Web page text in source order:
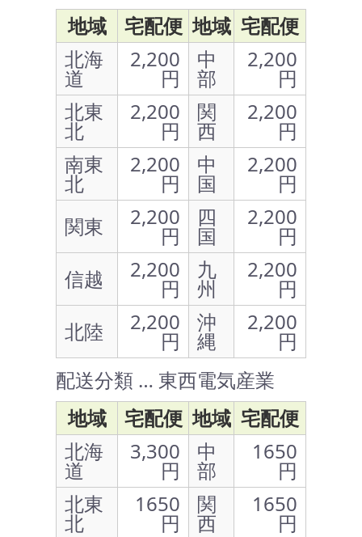
地域
宅配便 地域 宅配便
北海
道
2,200
円
中
部
2,200
円
北東
北
2,200
円
関
西
2,200
円
南東
北
2,200
円
中
国
2,200
円
関東
2,200
円
四
国
2,200
円
信越
2,200
円
九
州
2,200
円
北陸
2,200
円
沖
縄
2,200
円
配送分類 … 東西電気産業
地域
宅配便 地域 宅配便
北海
道
3,300
円
中
部
1650
円
北東
北
1650
円
関
西
1650
円